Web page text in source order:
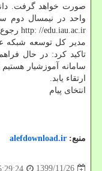
صورت خواهد گرفت.
واحد در نیمسال دوم
http: //edu.iau.ac.ir رجوع کنند.
مدیر کل توسعه شبکه
تاکید کرد: در حال
سامانه آموزشیار هستیم
ارتقاء یابد.
انتخای پیام
منبع: alefdownload.ir
1399/11/26